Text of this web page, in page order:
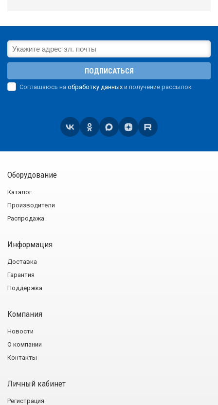
ПОДПИСАТЬСЯ
Соглашаюсь на обработку данных и получение рассылок
Оборудование
Каталог
Производители
Распродажа
Информация
Доставка
Гарантия
Поддержка
Компания
Новости
О компании
Контакты
Личный кабинет
Регистрация